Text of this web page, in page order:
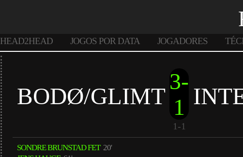
HEAD2HEAD JOGOS POR DATA JOGADORES
BODØ/GLIMT
3-
1
1-1
SONDRE BRUNSTAD FET 20'